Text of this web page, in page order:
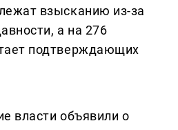
взысканию из-за
а на 276
подтверждающих
власти объявили о